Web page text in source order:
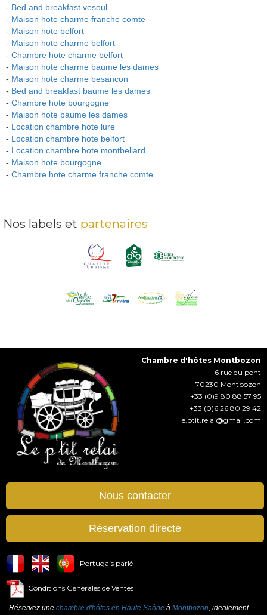
- Bed and breakfast vesoul
- Maison hote charme franche comte
- Maison hote belfort
- Maison hote charme belfort
- Chambre hote charme belfort
- Maison hote charme baume les dames
- Maison hote charme besancon
- Bed and breakfast baume les dames
- Chambre hote bourgogne
- Maison hote baume les dames
- Location chambre hote lure
- Location chambre hote belfort
- Location chambre hote montbeliard
- Maison hote bourgogne
- Chambre hote charme franche comte
Nos labels et partenaires
Chambre d'hôtes Montbozon
6 rue du pont
70230 Montbozon
+33 (0)9 80 88 57 95
+33 (0)6 26 80 29 42
le.ptit.relai@gmail.com
Nous contacter
Réservation directe
Portugais parlé
Conditions Générales de Ventes
Réservez une chambre d'hôtes en Haute Saône à Montbozon , idealement